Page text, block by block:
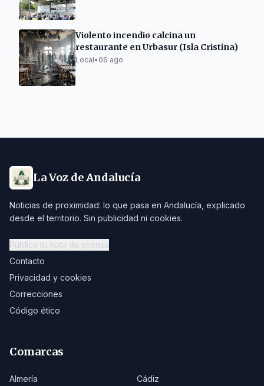
Violento incendio calcina un
restaurante en Urbasur (Isla Cristina)
Local• 06 ago
La Voz de Andalucía
Noticias de proximidad: lo que pasa en Andalucía, explicado
desde el territorio. Sin publicidad ni cookies.
Publica tu nota de prensa
Contacto
Privacidad y cookies
Correcciones
Código ético
Comarcas
Almería
Cádiz